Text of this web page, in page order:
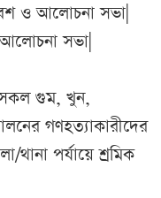
ও আলোচনা সভা|
সভা|
সকল গুম, খুন,
গণহত্যাকারীদের
থানা পর্যায়ে শ্রমিক